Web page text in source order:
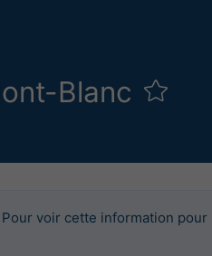
Blanc
voir cette information